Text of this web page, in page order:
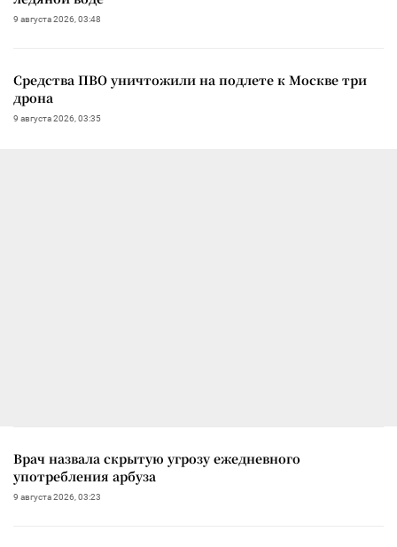
9 августа 2026, 03:48
Средства ПВО уничтожили на подлете к Москве три
дрона
9 августа 2026, 03:35
Врач назвала скрытую угрозу ежедневного
употребления арбуза
9 августа 2026, 03:23